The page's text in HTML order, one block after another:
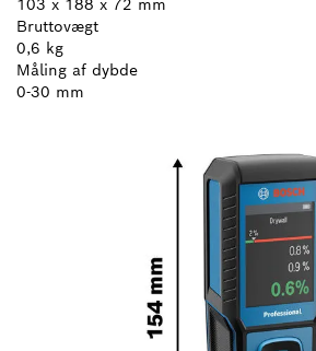
103 x 188 x 72 mm
Bruttovægt
0,6 kg
Måling af dybde
0-30 mm